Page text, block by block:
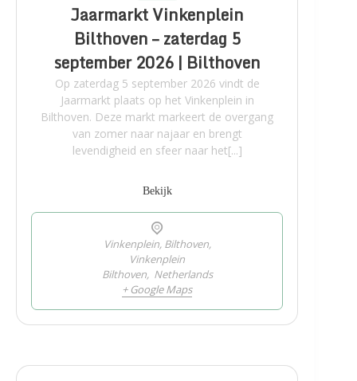
Jaarmarkt Vinkenplein
Bilthoven – zaterdag 5
september 2026 | Bilthoven
Op zaterdag 5 september 2026 vindt de
Jaarmarkt plaats op het Vinkenplein in
Bilthoven. Deze markt markeert de overgang
van zomer naar najaar en brengt
levendigheid en sfeer naar het[...]
Bekijk
Vinkenplein, Bilthoven,
Vinkenplein
Bilthoven, Netherlands
+ Google Maps